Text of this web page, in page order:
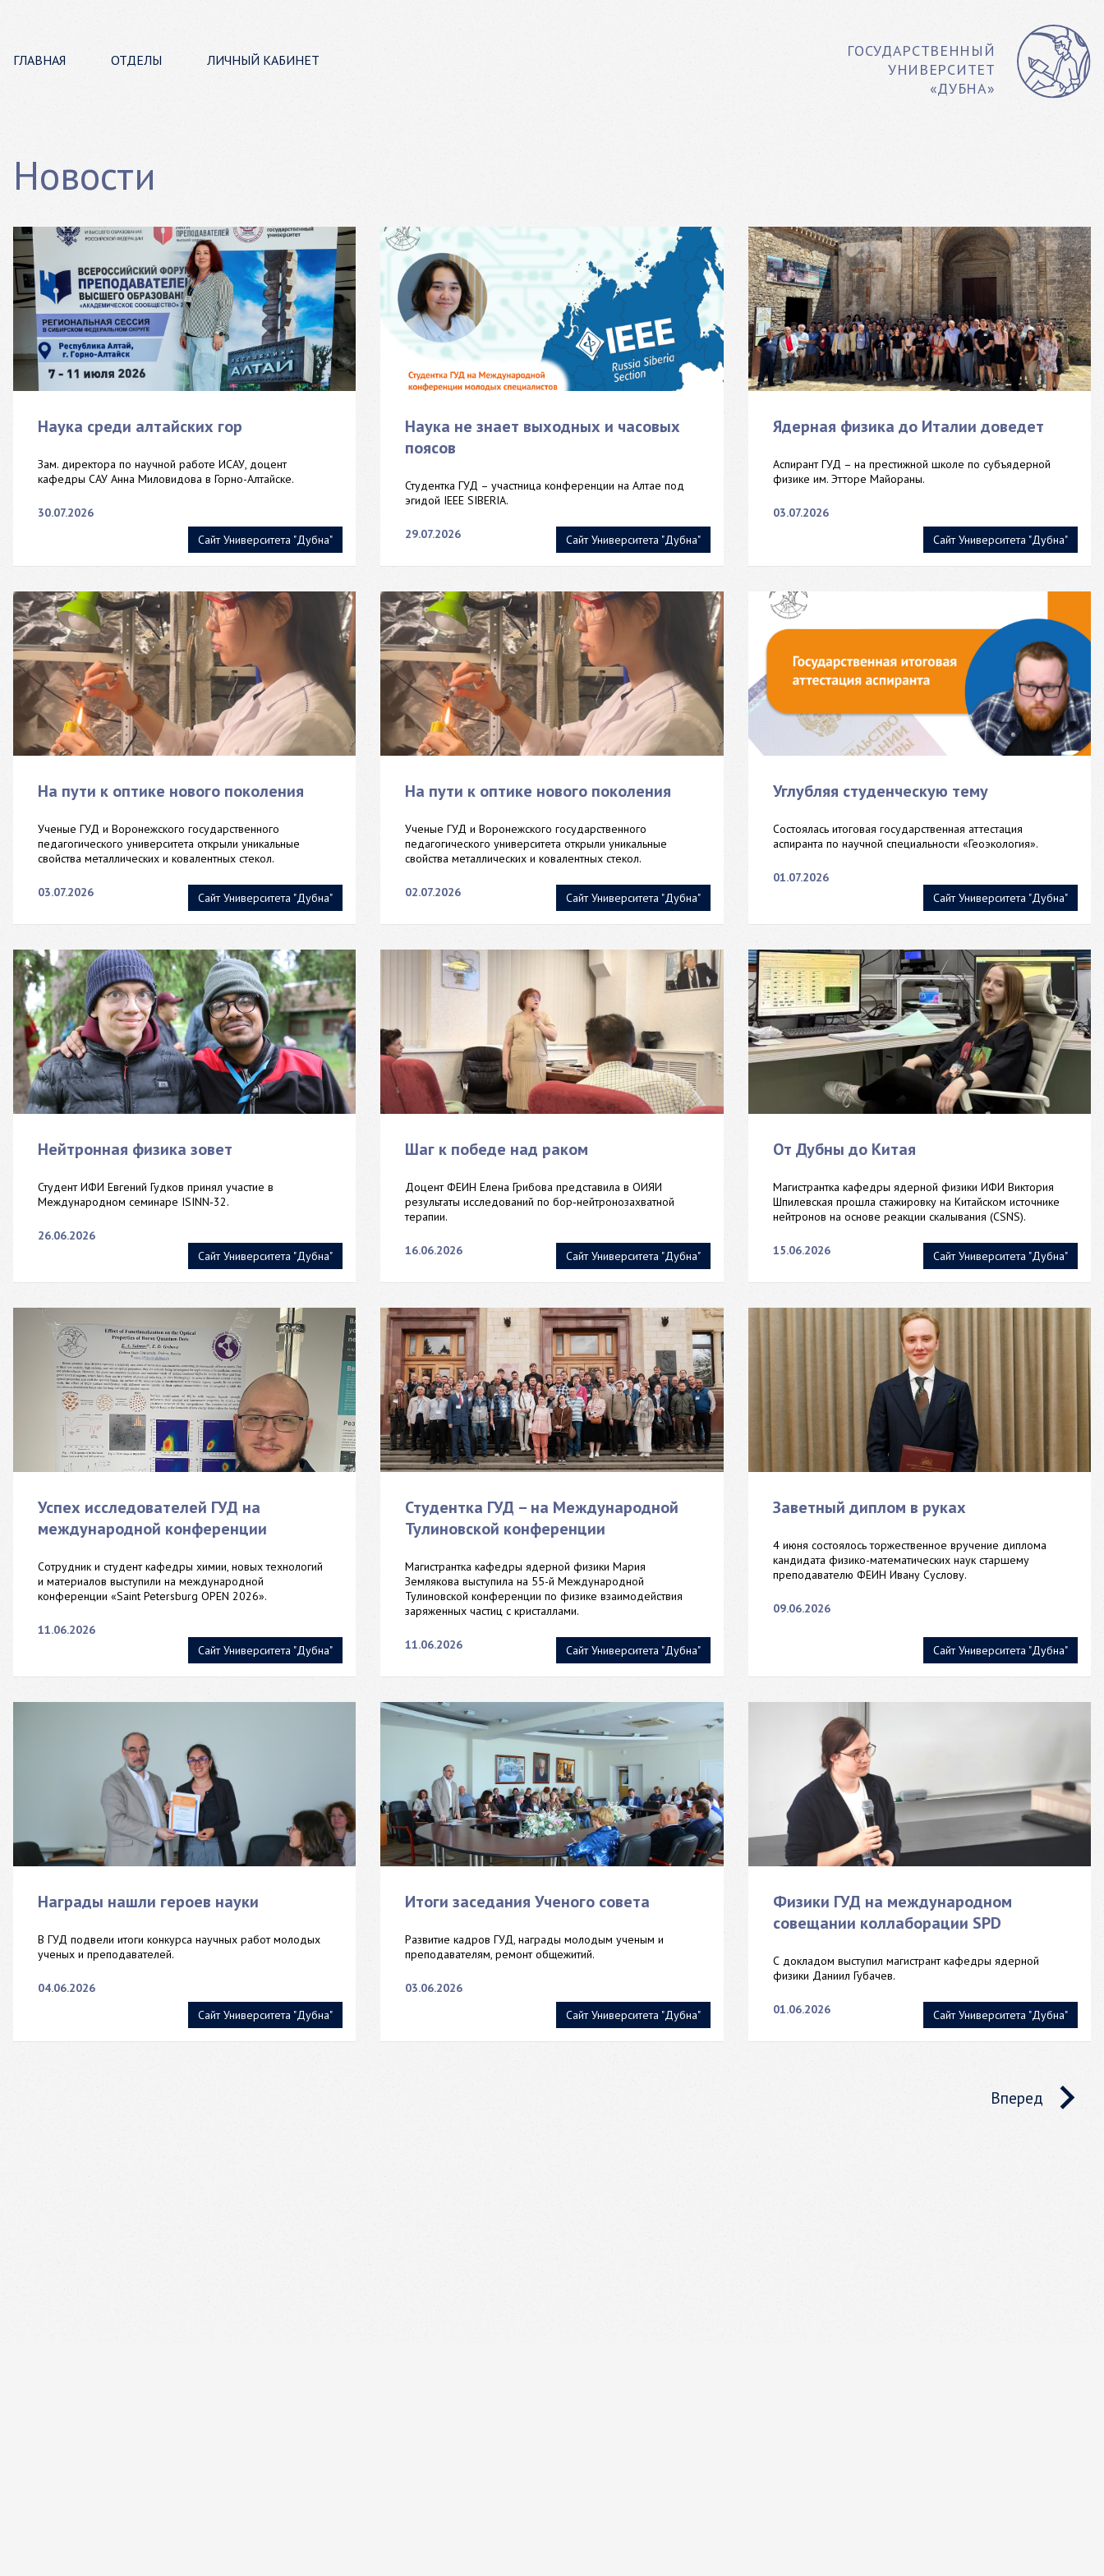
ГЛАВНАЯ ОТДЕЛЫ ЛИЧНЫЙ КАБИНЕТ
ГОСУДАРСТВЕННЫЙ
УНИВЕРСИТЕТ
«ДУБНА»
Новости
Сайт Университета "Дубна"
Наука среди алтайских гор
Зам. директора по научной работе ИСАУ, доцент
кафедры САУ Анна Миловидова в Горно-Алтайске.
30.07.2026
Сайт Университета "Дубна"
Наука не знает выходных и часовых
поясов
Студентка ГУД – участница конференции на Алтае под
эгидой IEEE SIBERIA.
29.07.2026 Сайт Университета "Дубна"
Ядерная физика до Италии доведет
Аспирант ГУД – на престижной школе по субъядерной
физике им. Этторе Майораны.
03.07.2026
Сайт Университета "Дубна"
На пути к оптике нового поколения
Ученые ГУД и Воронежского государственного
педагогического университета открыли уникальные
свойства металлических и ковалентных стекол.
03.07.2026 Сайт Университета "Дубна"
На пути к оптике нового поколения
Ученые ГУД и Воронежского государственного
педагогического университета открыли уникальные
свойства металлических и ковалентных стекол.
02.07.2026 Сайт Университета "Дубна"
Углубляя студенческую тему
Состоялась итоговая государственная аттестация
аспиранта по научной специальности «Геоэкология».
01.07.2026
Сайт Университета "Дубна"
Нейтронная физика зовет
Студент ИФИ Евгений Гудков принял участие в
Международном семинаре ISINN‑32.
26.06.2026
Сайт Университета "Дубна"
Шаг к победе над раком
Доцент ФЕИН Елена Грибова представила в ОИЯИ
результаты исследований по бор‑нейтронозахватной
терапии.
16.06.2026 Сайт Университета "Дубна"
От Дубны до Китая
Магистрантка кафедры ядерной физики ИФИ Виктория
Шпилевская прошла стажировку на Китайском источнике
нейтронов на основе реакции скалывания (CSNS).
15.06.2026
Сайт Университета "Дубна"
Успех исследователей ГУД на
международной конференции
Сотрудник и студент кафедры химии, новых технологий
и материалов выступили на международной
конференции «Saint Petersburg OPEN 2026».
11.06.2026
Сайт Университета "Дубна"
Студентка ГУД – на Международной
Тулиновской конференции
Магистрантка кафедры ядерной физики Мария
Землякова выступила на 55-й Международной
Тулиновской конференции по физике взаимодействия
заряженных частиц с кристаллами.
11.06.2026 Сайт Университета "Дубна"
Заветный диплом в руках
4 июня состоялось торжественное вручение диплома
кандидата физико-математических наук старшему
преподавателю ФЕИН Ивану Суслову.
09.06.2026
Сайт Университета "Дубна"
Награды нашли героев науки
В ГУД подвели итоги конкурса научных работ молодых
ученых и преподавателей.
04.06.2026
Сайт Университета "Дубна"
Итоги заседания Ученого совета
Развитие кадров ГУД, награды молодым ученым и
преподавателям, ремонт общежитий.
03.06.2026
Сайт Университета "Дубна"
Физики ГУД на международном
совещании коллаборации SPD
С докладом выступил магистрант кафедры ядерной
физики Даниил Губачев.
01.06.2026
Вперед